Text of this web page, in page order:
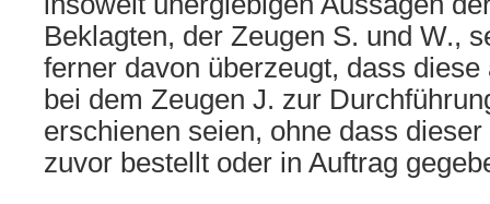
Beklagten, der Zeugen S. und W.,
ferner davon überzeugt, dass diese
bei dem Zeugen J. zur
erschienen seien, ohne dass
zuvor bestellt oder in Auftrag